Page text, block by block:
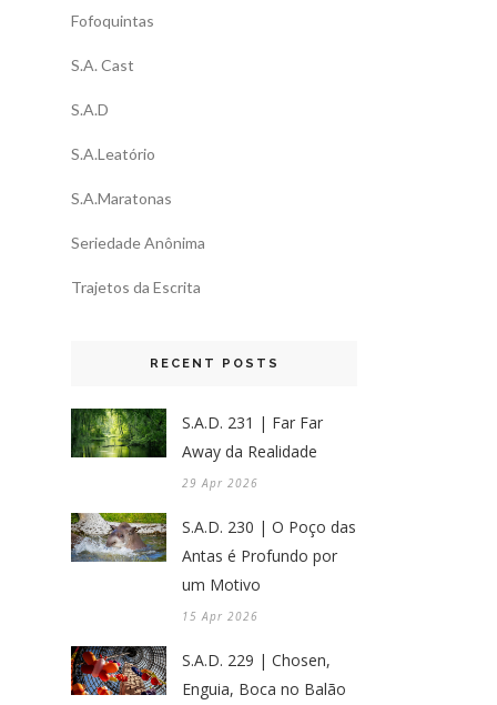
Fofoquintas
S.A. Cast
S.A.D
S.A.Leatório
S.A.Maratonas
Seriedade Anônima
Trajetos da Escrita
RECENT POSTS
S.A.D. 231 | Far Far
Away da Realidade
29 Apr 2026
S.A.D. 230 | O Poço das
Antas é Profundo por
um Motivo
15 Apr 2026
S.A.D. 229 | Chosen,
Enguia, Boca no Balão